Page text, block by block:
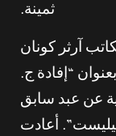
ثمينة.
آرثر كونان
قصيرة بعنوان “إفادة ج.
عن عبد سابق
أعادت